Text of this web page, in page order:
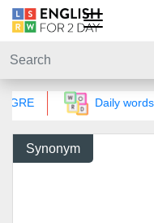
GRE Daily words
Synonym